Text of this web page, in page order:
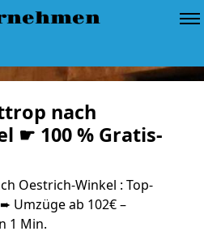
nach
☛ 100 % Gratis-
Oestrich-Winkel : Top-
Umzüge ab 102€ –
1 Min.